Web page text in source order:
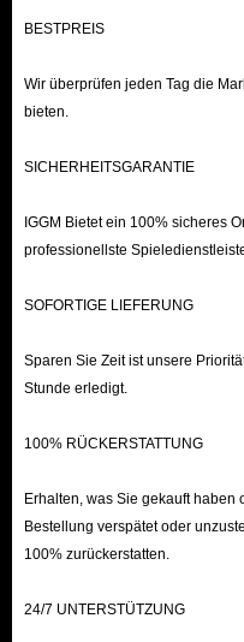
BESTPREIS
Wir überprüfen jeden Tag die
bieten.
SICHERHEITSGARANTIE
IGGM Bietet ein 100% sicheres
professionellste
SOFORTIGE LIEFERUNG
Sparen Sie Zeit ist unsere
Stunde erledigt.
100% RÜCKERSTATTUNG
Erhalten, was Sie gekauft haben
Bestellung verspätet oder
100% zurückerstatten.
24/7 UNTERSTÜTZUNG